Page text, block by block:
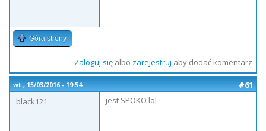
Góra strony
Zaloguj sięalbo zarejestruj aby dodać komentarz
wt., 15/03/2016 - 19:54
#61
black121
jest SPOKO lol